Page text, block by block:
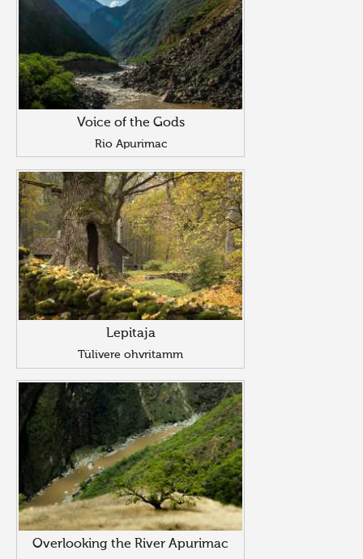
Voice of the Gods
Rio Apurimac
Lepitaja
Tülivere ohvritamm
Overlooking the River Apurimac